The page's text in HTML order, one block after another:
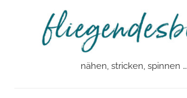
fliegendesblatt
nähen, stricken, spinnen …